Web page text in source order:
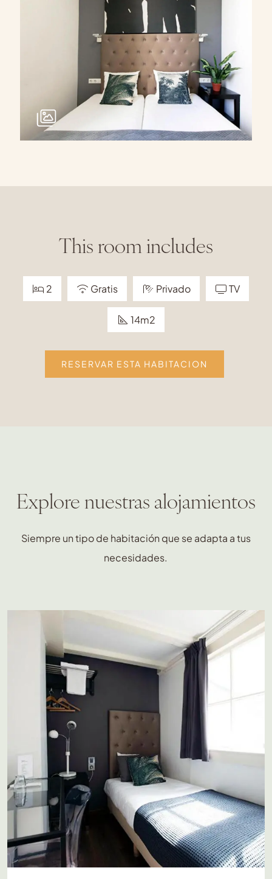
This room includes
2 Gratis Privado TV
14m2
RESERVAR ESTA HABITACION
Explore nuestras alojamientos
Siempre un tipo de habitación que se adapta a tus
necesidades.